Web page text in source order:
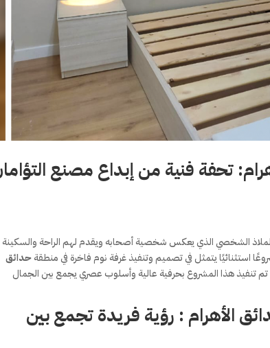
تحفة فنية من إبداع مصنع
الشخصي الذي يعكس شخصية أصحابه ويقدم لهم الراحة والسكينة
استثنائيًا يتمثل في تصميم وتنفيذ غرفة نوم فاخرة في منطقةحدائق
تم تنفيذ هذا المشروع بحرفية عالية وأسلوب عصري يجمع بين الجمال
الأهرام : رؤية فريدة تجمع بين